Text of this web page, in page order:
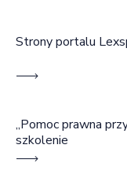
Strony portalu
„Pomoc prawna
szkolenie